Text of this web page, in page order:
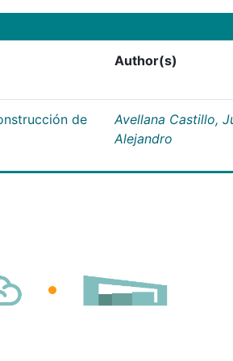
Author(s)
de
Avellana Castillo,
Alejandro